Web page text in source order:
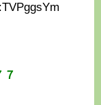
TVPggsYm
７